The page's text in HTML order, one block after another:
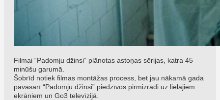
Filmai “Padomju džinsi” plānotas astoņas sērijas, katra 45
minūšu garumā.
Šobrīd notiek filmas montāžas process, bet jau nākamā gada
pavasarī “Padomju džinsi” piedzīvos pirmizrādi uz lielajiem
ekrāniem un Go3 televīzijā.